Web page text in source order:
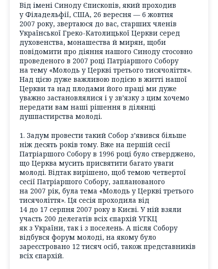
Від імені Синоду Єпископів, який проходив
у Філадельфії, США, 26 вересня — 6 жовтня
2007 року, звертаюся до вас, старших членів
Української Греко-Католицької Церкви серед
духовенства, монашества й мирян, щоби
повідомити про діяння нашого Синоду стосовно
проведеного в 2007 році Патріаршого Собору
на тему «Молодь у Церкві третього тисячоліття».
Над цією дуже важливою подією в житті нашої
Церкви та над плодами його праці ми дуже
уважно застановлялися і у зв’язку з цим хочемо
передати вам наші рішення в ділянці
душпастирства молоді.
1. Задум провести такий Собор з’явився більше
ніж десять років тому. Вже на першій сесії
Патріаршого Собору в 1996 році було стверджено,
що Церква мусить присвятити багато уваги
молоді. Відтак вирішено, щоб темою четвертої
сесії Патріаршого Собору, запланованого
на 2007 рік, була тема «Молодь у Церкві третього
тисячоліття». Ця сесія проходила від
14 до 17 серпня 2007 року в Києві. У ній взяли
участь 200 делегатів всіх єпархій УГКЦ
як з України, так і з поселень. А після Собору
відбувся форум молоді, на якому було
зареєстровано 12 тисяч осіб, також представників
всіх єпархій.